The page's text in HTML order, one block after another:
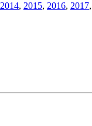
2014, 2015, 2016, 2017